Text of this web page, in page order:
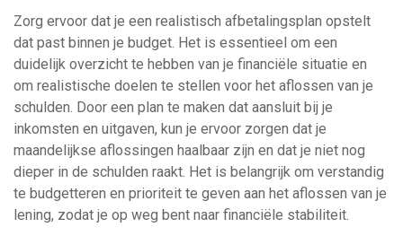
Zorg ervoor dat je een realistisch afbetalingsplan opstelt
dat past binnen je budget. Het is essentieel om een
duidelijk overzicht te hebben van je financiële situatie en
om realistische doelen te stellen voor het aflossen van je
schulden. Door een plan te maken dat aansluit bij je
inkomsten en uitgaven, kun je ervoor zorgen dat je
maandelijkse aflossingen haalbaar zijn en dat je niet nog
dieper in de schulden raakt. Het is belangrijk om verstandig
te budgetteren en prioriteit te geven aan het aflossen van je
lening, zodat je op weg bent naar financiële stabiliteit.